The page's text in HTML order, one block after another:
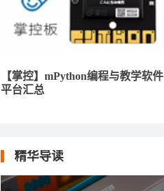
【掌控】mPython编程与教学软件
平台汇总
精华导读